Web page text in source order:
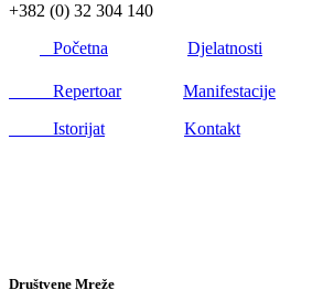
+382 (0) 32 304 140
Početna
Djelatnosti
Repertoar
Manifestacije
Istorijat
Kontakt
Društvene Mreže